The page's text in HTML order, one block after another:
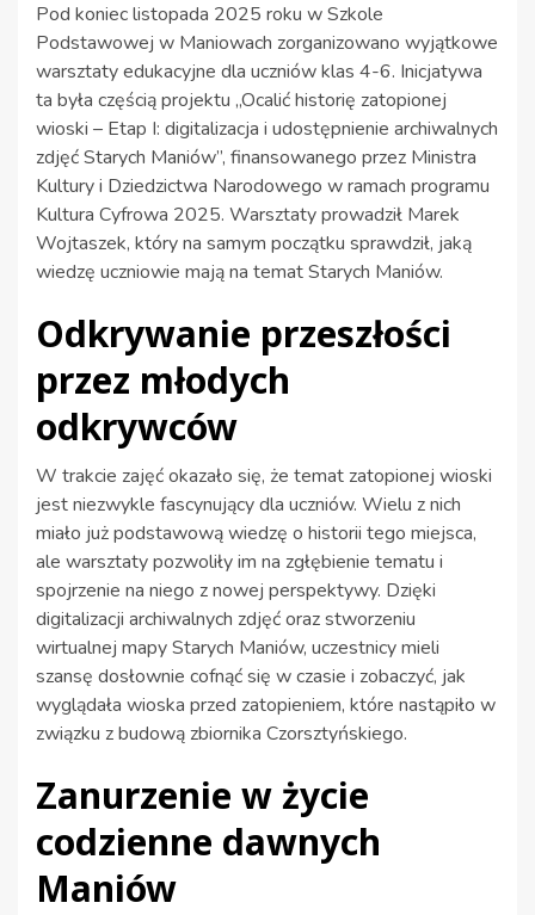
Pod koniec listopada 2025 roku w Szkole
Podstawowej w Maniowach zorganizowano wyjątkowe
warsztaty edukacyjne dla uczniów klas 4-6. Inicjatywa
ta była częścią projektu „Ocalić historię zatopionej
wioski – Etap I: digitalizacja i udostępnienie archiwalnych
zdjęć Starych Maniów”, finansowanego przez Ministra
Kultury i Dziedzictwa Narodowego w ramach programu
Kultura Cyfrowa 2025. Warsztaty prowadził Marek
Wojtaszek, który na samym początku sprawdził, jaką
wiedzę uczniowie mają na temat Starych Maniów.
Odkrywanie przeszłości
przez młodych
odkrywców
W trakcie zajęć okazało się, że temat zatopionej wioski
jest niezwykle fascynujący dla uczniów. Wielu z nich
miało już podstawową wiedzę o historii tego miejsca,
ale warsztaty pozwoliły im na zgłębienie tematu i
spojrzenie na niego z nowej perspektywy. Dzięki
digitalizacji archiwalnych zdjęć oraz stworzeniu
wirtualnej mapy Starych Maniów, uczestnicy mieli
szansę dosłownie cofnąć się w czasie i zobaczyć, jak
wyglądała wioska przed zatopieniem, które nastąpiło w
związku z budową zbiornika Czorsztyńskiego.
Zanurzenie w życie
codzienne dawnych
Maniów